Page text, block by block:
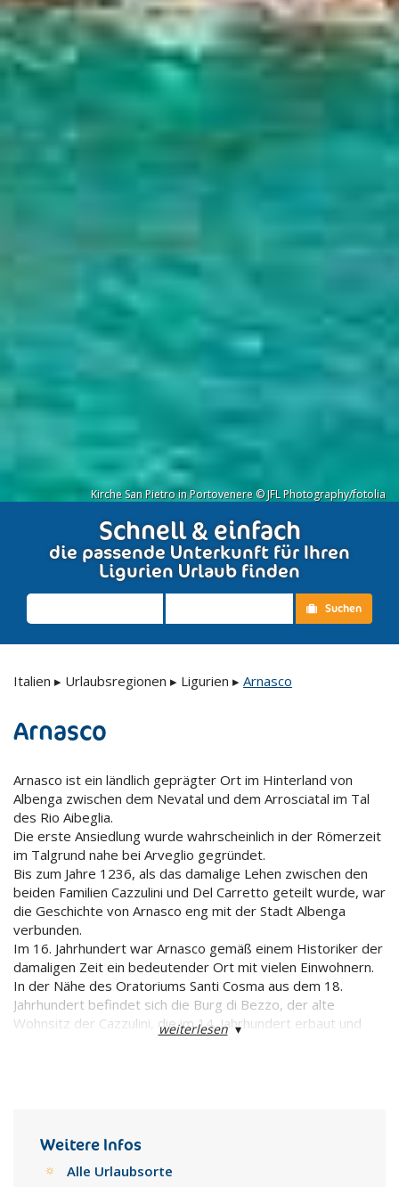
Kirche San Pietro in Portovenere © JFL Photography/fotolia
Schnell & einfach
die passende Unterkunft für Ihren
Ligurien Urlaub finden
Suchen
Italien ▸ Urlaubsregionen ▸ Ligurien ▸ Arnasco
Arnasco
Arnasco ist ein ländlich geprägter Ort im Hinterland von
Albenga zwischen dem Nevatal und dem Arrosciatal im Tal
des Rio Aibeglia.
Die erste Ansiedlung wurde wahrscheinlich in der Römerzeit
im Talgrund nahe bei Arveglio gegründet.
Bis zum Jahre 1236, als das damalige Lehen zwischen den
beiden Familien Cazzulini und Del Carretto geteilt wurde, war
die Geschichte von Arnasco eng mit der Stadt Albenga
verbunden.
Im 16. Jahrhundert war Arnasco gemäß einem Historiker der
damaligen Zeit ein bedeutender Ort mit vielen Einwohnern.
In der Nähe des Oratoriums Santi Cosma aus dem 18.
Jahrhundert befindet sich die Burg di Bezzo, der alte
Wohnsitz der Cazzulini, die im 14. Jahrhundert erbaut und
befindet sich ein sehr schönes Tabernakel aus Marmor, eine
Arbeit aus der Schule von Gaggini.
Die Kirche von Menosio wurde nach San Pantaleo benannt,
weiterlesen▾
Weitere Infos
Alle Urlaubsorte